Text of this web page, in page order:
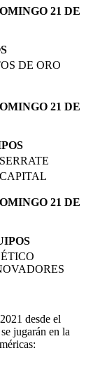
21 DE
DE ORO
21 DE
21 DE
desde el
jugarán en la